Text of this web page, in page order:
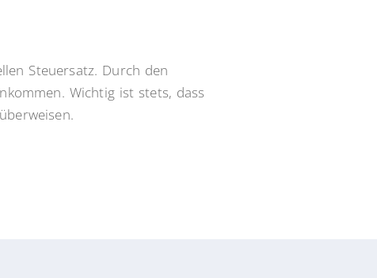
Steuersatz. Durch den
Wichtig ist stets, dass